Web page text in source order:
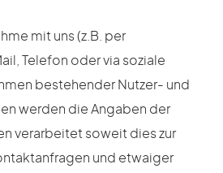
mit uns (z.B. per
Telefon oder via soziale
bestehender Nutzer- und
werden die Angaben der
verarbeitet soweit dies zur
und etwaiger